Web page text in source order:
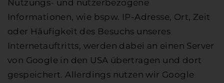
Nutzungs- und nutzerbezogene
Informationen, wie bspw. IP-Adresse, Ort, Zeit
oder Häufigkeit des Besuchs unseres
Internetauftritts, werden dabei an einen Server
von Google in den USA übertragen und dort
gespeichert. Allerdings nutzen wir Google